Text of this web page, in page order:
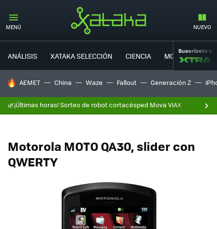
MENÚ NUEVO
ANÁLISIS XATAKA SELECCIÓN CIENCIA MOVILIDAD
Suscríbete a
HOY SE HABLA DE
AEMET China Waze Fallout Generación Z
🌿¡Últimas horas! Sorteo de robot cortacésped Mova ViAX
Motorola MOTO QA30, slider con
QWERTY